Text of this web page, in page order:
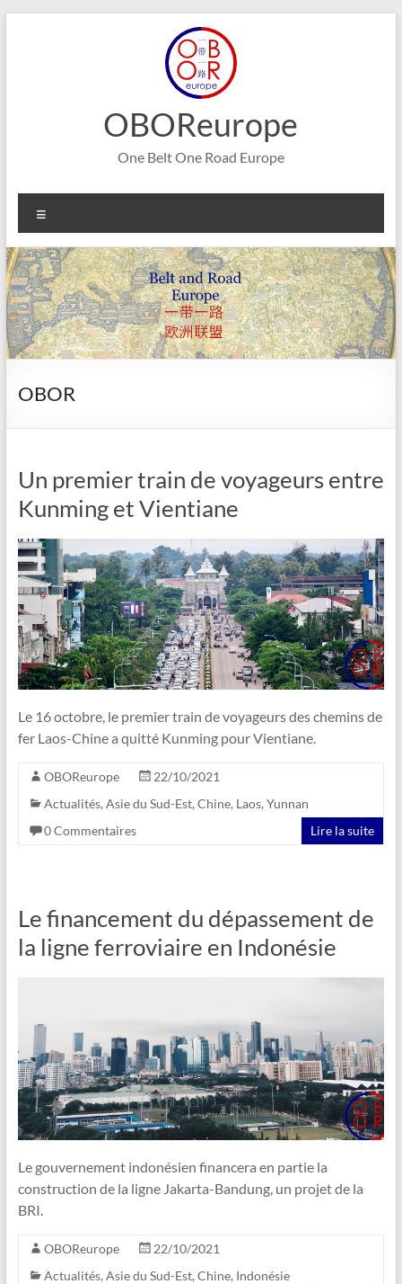
OBOReurope
One Belt One Road Europe
OBOR
Un premier train de voyageurs entre
Kunming et Vientiane
Le 16 octobre, le premier train de voyageurs des chemins de
fer Laos-Chine a quitté Kunming pour Vientiane.
OBOReurope
22/10/2021
Actualités, Asie du Sud-Est, Chine, Laos, Yunnan
0 Commentaires
Lire la suite
Le financement du dépassement de
la ligne ferroviaire en Indonésie
Le gouvernement indonésien financera en partie la
construction de la ligne Jakarta-Bandung, un projet de la
BRI.
OBOReurope
22/10/2021
Actualités, Asie du Sud-Est, Chine, Indonésie